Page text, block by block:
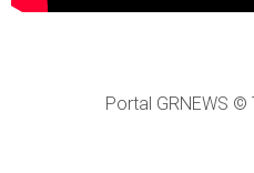
Portal GRNEWS